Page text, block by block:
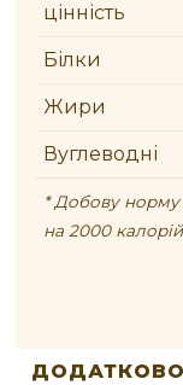
цінність
Білки
Жири
Вуглеводні
* Добову норму
на 2000
ДОДАТКОВО